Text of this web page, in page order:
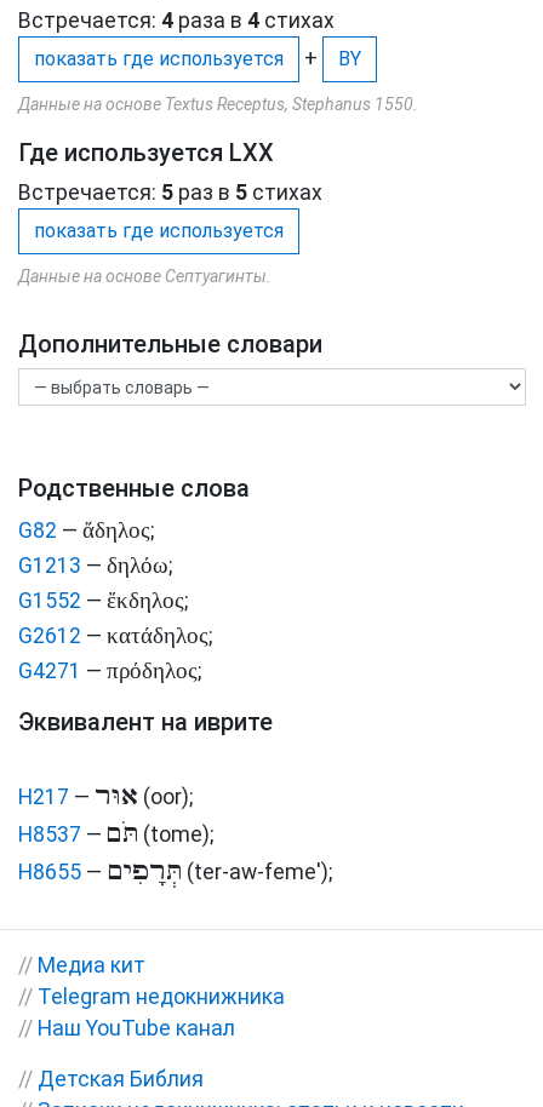
Встречается: 4 раза в 4 стихах
показать где используется + BY
Данные на основе Textus Receptus, Stephanus 1550.
Где используется LXX
Встречается: 5 раз в 5 стихах
показать где используется
Данные на основе Септуагинты.
Дополнительные словари
Родственные слова
G82 — ἄδηλος;
G1213 — δηλόω;
G1552 — ἔκδηλος;
G2612 — κατάδηλος;
G4271 — πρόδηλος;
Эквивалент на иврите
H217 — אוּר (oor);
H8537 — תֹּם (tome);
H8655 — תְּרָפִים (ter-aw-feme');
// Медиа кит
// Telegram недокнижника
// Наш YouTube канал
// Детская Библия